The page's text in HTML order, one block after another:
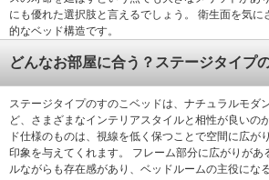
にも優れた選択肢と言えるでしょう。 衛生面を気に
的なベッド構造です。
どんなお部屋に合う？ステージタイプ
ステージタイプのすのこベッドは、ナチュラルモダ
ど、さまざまなインテリアスタイルと相性が良いの
ド仕様のものは、視線を低く保つことで空間に広が
印象を与えてくれます。 フレーム部分に広がりがあ
ルながらも存在感があり、ベッドルームの主役にな